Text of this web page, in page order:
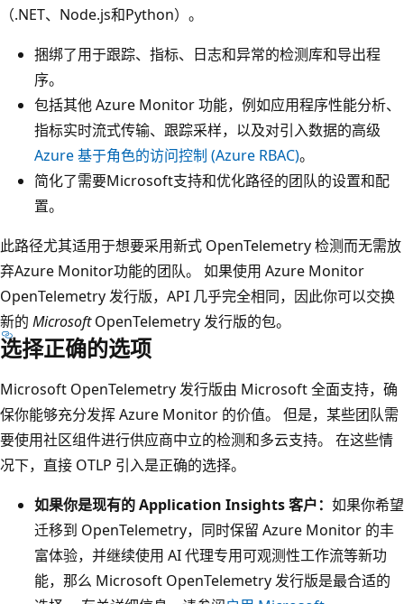
（.NET、Node.js和Python）。
捆绑了用于跟踪、指标、日志和异常的检测库和导出程
序。
包括其他 Azure Monitor 功能，例如应用程序性能分析、
指标实时流式传输、跟踪采样，以及对引入数据的高级
Azure 基于角色的访问控制 (Azure RBAC)。
简化了需要Microsoft支持和优化路径的团队的设置和配
置。
此路径尤其适用于想要采用新式 OpenTelemetry 检测而无需放
弃Azure Monitor功能的团队。 如果使用 Azure Monitor
OpenTelemetry 发行版，API 几乎完全相同，因此你可以交换
新的 MicrosoftOpenTelemetry 发行版的包。
选择正确的选项
Microsoft OpenTelemetry 发行版由 Microsoft 全面支持，确
保你能够充分发挥 Azure Monitor 的价值。 但是，某些团队需
要使用社区组件进行供应商中立的检测和多云支持。 在这些情
况下，直接 OTLP 引入是正确的选择。
如果你是现有的 Application Insights 客户： 如果你希望
迁移到 OpenTelemetry，同时保留 Azure Monitor 的丰
富体验，并继续使用 AI 代理专用可观测性工作流等新功
能，那么 Microsoft OpenTelemetry 发行版是最合适的